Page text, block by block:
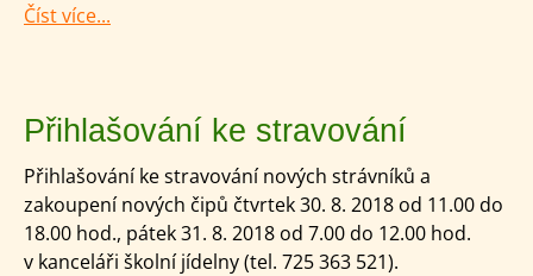
Číst více...
Přihlašování ke stravování
Přihlašování ke stravování nových strávníků a
zakoupení nových čipů čtvrtek 30. 8. 2018 od 11.00 do
18.00 hod., pátek 31. 8. 2018 od 7.00 do 12.00 hod.
v kanceláři školní jídelny (tel. 725 363 521).